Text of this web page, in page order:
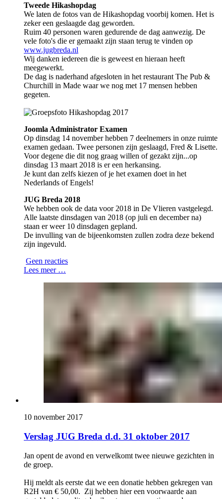
Tweede Hikashopdag
We laten de fotos van de Hikashopdag voorbij komen. Het is
zeker een geslaagde dag geworden.
Ruim 40 personen waren gedurende de dag aanwezig. De
vele foto's die er gemaakt zijn staan terug te vinden op
www.jugbreda.nl
Wij danken iedereen die is geweest en hieraan heeft
meegewerkt.
De dag is naderhand afgesloten in het restaurant The Pub &
Churchill in Made waar we nog met 17 mensen hebben
gegeten.
Joomla Administrator Examen
Op dinsdag 14 november hebben 7 deelnemers in onze ruimte
examen gedaan. Twee personen zijn geslaagd, Fred & Lisette.
Voor degene die dit nog graag willen of gezakt zijn...op
dinsdag 13 maart 2018 is er een herkansing.
Je kunt dan zelfs kiezen of je het examen doet in het
Nederlands of Engels!
JUG Breda 2018
We hebben ook de data voor 2018 in De Vlieren vastgelegd.
Alle laatste dinsdagen van 2018 (op juli en december na)
staan er weer 10 dinsdagen gepland.
De invulling van de bijeenkomsten zullen zodra deze bekend
zijn ingevuld.
Geen reacties
Lees meer …
10 november 2017
Verslag JUG Breda d.d. 31 oktober 2017
Jan opent de avond en verwelkomt twee nieuwe gezichten in
de groep.
Hij meldt als eerste dat we een donatie hebben gekregen van
R2H van € 50,00. Zij hebben hier een voorwaarde aan